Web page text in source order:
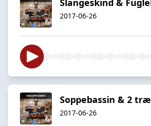
2017-06-26
Soppebassin & 2
2017-06-26